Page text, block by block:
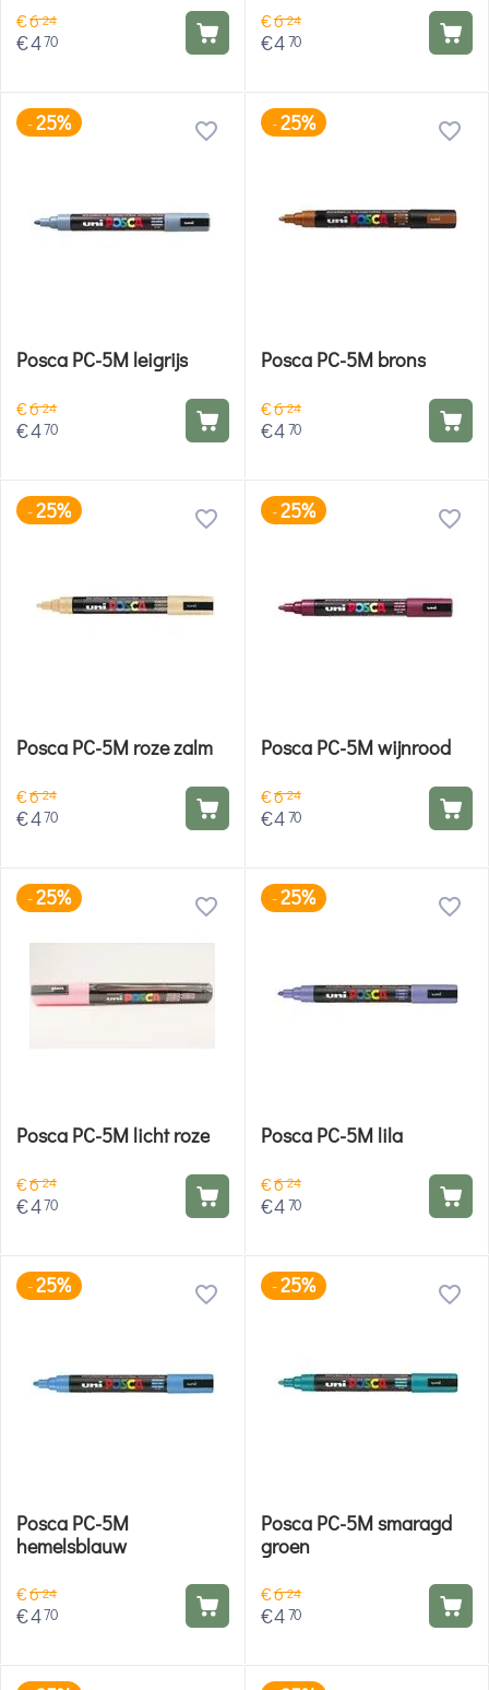
€624
€470
€624
€470
-25%
Posca PC-5M leigrijs
€624
€470
-25%
Posca PC-5M brons
€624
€470
-25%
Posca PC-5M roze zalm
€624
€470
-25%
Posca PC-5M wijnrood
€624
€470
-25%
Posca PC-5M licht roze
€624
€470
-25%
Posca PC-5M lila
€624
€470
-25%
Posca PC-5M
hemelsblauw
€624
€470
-25%
Posca PC-5M smaragd
groen
€624
€470